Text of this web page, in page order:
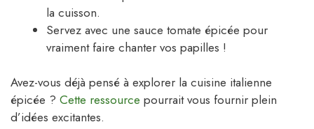
la cuisson.
Servez avec une sauce tomate épicée pour
vraiment faire chanter vos papilles !
Avez-vous déjà pensé à explorer la cuisine italienne
épicée ? Cette ressource pourrait vous fournir plein
d’idées excitantes.